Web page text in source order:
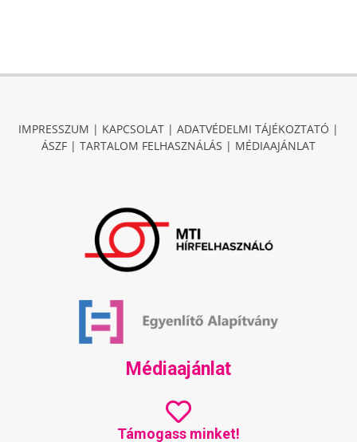
IMPRESSZUM | KAPCSOLAT | ADATVÉDELMI TÁJÉKOZTATÓ |
ÁSZF | TARTALOM FELHASZNÁLÁS | MÉDIAAJÁNLAT
Médiaajánlat
Támogass minket!